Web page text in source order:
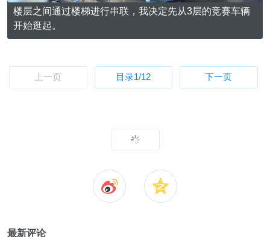
楼层之间通过楼梯进行串联，我决定先从3层的竞赛车辆
开始逛起。
上一页 目录1/12 下一页
最新评论